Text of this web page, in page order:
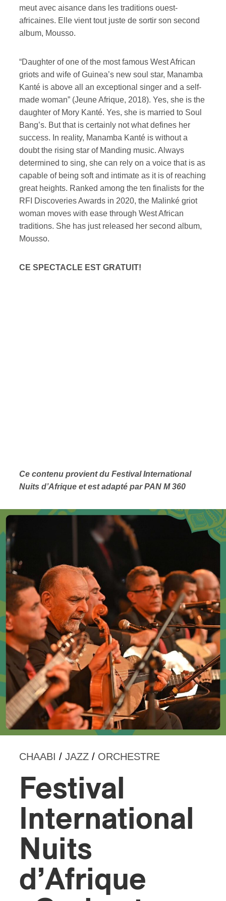
meut avec aisance dans les traditions ouest-
africaines. Elle vient tout juste de sortir son second
album, Mousso.
“Daughter of one of the most famous West African
griots and wife of Guinea’s new soul star, Manamba
Kanté is above all an exceptional singer and a self-
made woman” (Jeune Afrique, 2018). Yes, she is the
daughter of Mory Kanté. Yes, she is married to Soul
Bang’s. But that is certainly not what defines her
success. In reality, Manamba Kanté is without a
doubt the rising star of Manding music. Always
determined to sing, she can rely on a voice that is as
capable of being soft and intimate as it is of reaching
great heights. Ranked among the ten finalists for the
RFI Discoveries Awards in 2020, the Malinké griot
woman moves with ease through West African
traditions. She has just released her second album,
Mousso.
CE SPECTACLE EST GRATUIT!
Ce contenu provient du Festival International
Nuits d’Afrique et est adapté par PAN M 360
CHAABI / JAZZ / ORCHESTRE
Festival
International
Nuits
d’Afrique